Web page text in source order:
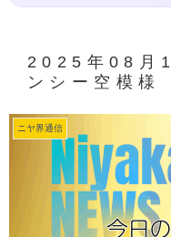
2025年08月
ンシー空模様
ニヤ界通信